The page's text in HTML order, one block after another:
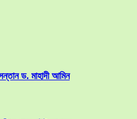
ড. মাহাদী আমিন